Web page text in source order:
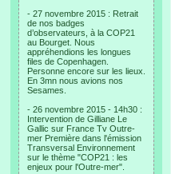
- 27 novembre 2015 : Retrait
de nos badges
d’observateurs, à la COP21
au Bourget. Nous
appréhendions les longues
files de Copenhagen.
Personne encore sur les lieux.
En 3mn nous avions nos
Sesames.
- 26 novembre 2015 - 14h30 :
Intervention de Gilliane Le
Gallic sur France Tv Outre-
mer Première dans l'émission
Transversal Environnement
sur le thème "COP21 : les
enjeux pour l'Outre-mer".